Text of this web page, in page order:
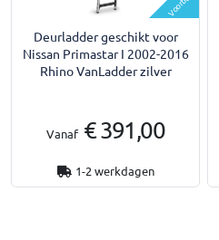
Deurladder geschikt voor
Nissan Primastar I 2002-2016
Rhino VanLadder zilver
Vanaf € 391,00
1-2 werkdagen